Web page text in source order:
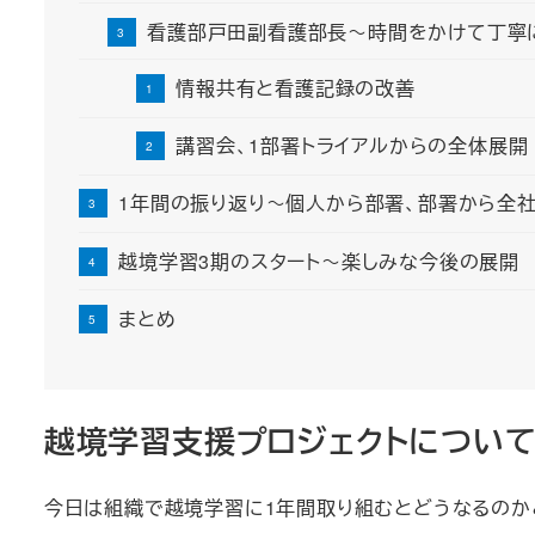
看護部戸田副看護部長～時間をかけて丁寧
情報共有と看護記録の改善
講習会、1部署トライアルからの全体展開
1年間の振り返り～個人から部署、部署から全
越境学習3期のスタート～楽しみな今後の展開
まとめ
越境学習支援プロジェクトについ
今日は組織で越境学習に1年間取り組むとどうなるの